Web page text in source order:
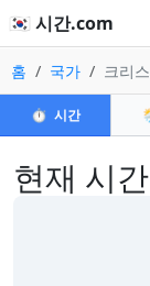
🇰🇷 시간.com
홈 국가 크리
⏱️ 시간
현재 시